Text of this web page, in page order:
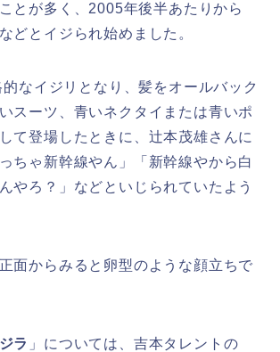
とが多く、2005年後半あたりから
などとイジられ始めました。
なイジリとなり、髪をオールバック
スーツ、青いネクタイまたは青いポ
て登場したときに、辻本茂雄さんに
ちゃ新幹線やん」「新幹線やから白
やろ？」などといじられていたよう
面からみると卵型のような顔立ちで
ラ 」については、吉本タレントの